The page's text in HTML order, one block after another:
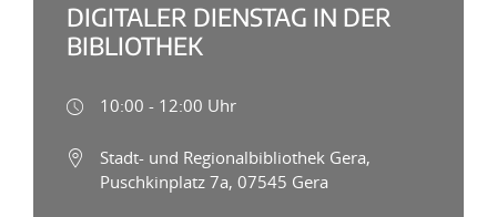
DIGITALER DIENSTAG IN DER
BIBLIOTHEK
10:00 - 12:00 Uhr
Stadt- und Regionalbibliothek Gera,
Puschkinplatz 7a, 07545 Gera